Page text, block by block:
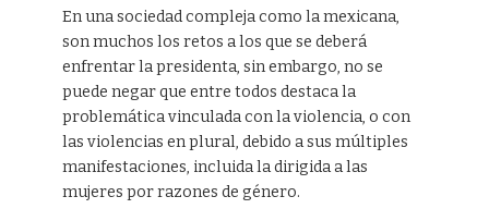
En una sociedad compleja como la mexicana,
son muchos los retos a los que se deberá
enfrentar la presidenta, sin embargo, no se
puede negar que entre todos destaca la
problemática vinculada con la violencia, o con
las violencias en plural, debido a sus múltiples
manifestaciones, incluida la dirigida a las
mujeres por razones de género.